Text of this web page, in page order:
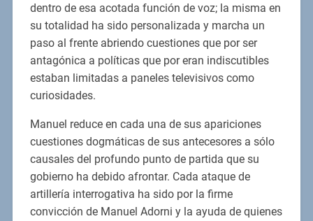
dentro de esa acotada función de voz; la misma en
su totalidad ha sido personalizada y marcha un
paso al frente abriendo cuestiones que por ser
antagónica a políticas que por eran indiscutibles
estaban limitadas a paneles televisivos como
curiosidades.
Manuel reduce en cada una de sus apariciones
cuestiones dogmáticas de sus antecesores a sólo
causales del profundo punto de partida que su
gobierno ha debido afrontar. Cada ataque de
artillería interrogativa ha sido por la firme
convicción de Manuel Adorni y la ayuda de quienes